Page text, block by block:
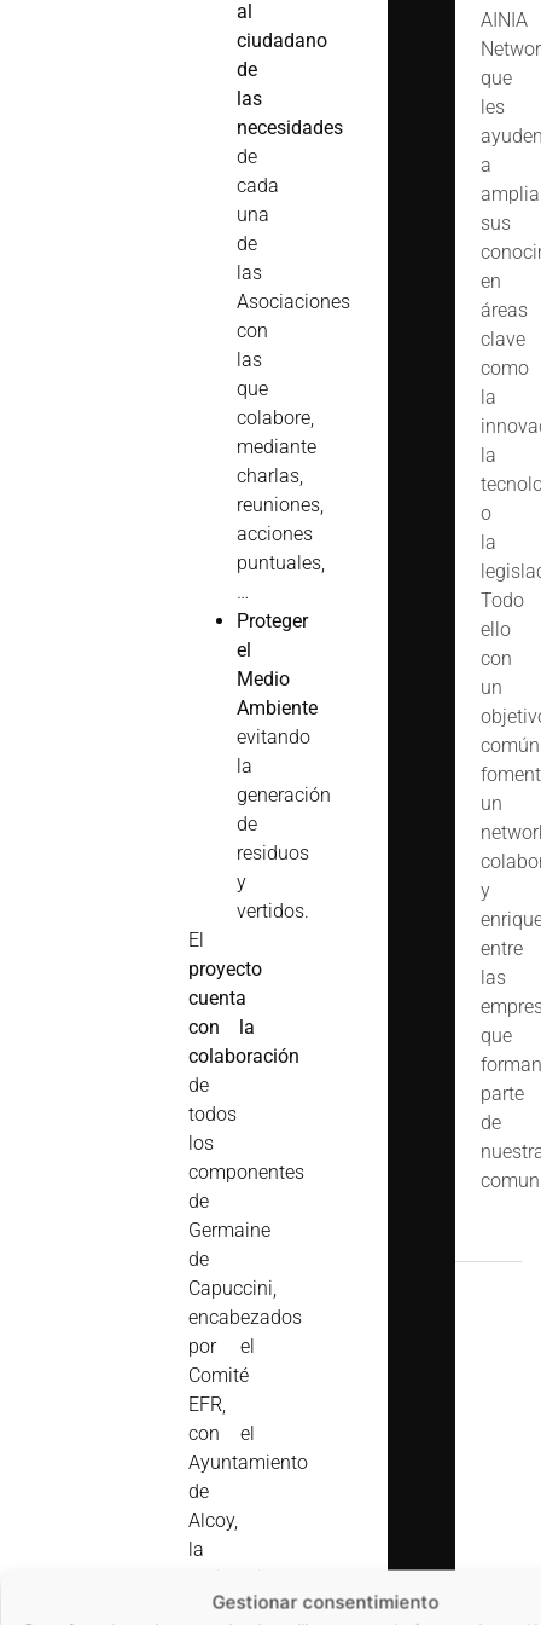
Gestionar consentimiento
al
ciudadano
de
las
necesidades
de
cada
una
de
las
Asociaciones
con
las
que
colabore,
mediante
charlas,
reuniones,
acciones
puntuales,
…
Proteger
el
Medio
Ambiente
evitando
la
generación
de
residuos
y
vertidos.
El
proyecto
cuenta
con la
colaboración
de
todos
los
componentes
de
Germaine
de
Capuccini,
encabezados
por el
Comité
EFR,
con el
Ayuntamiento
de
Alcoy,
la
AINIA
que
les
a
sus
en
áreas
clave
como
la
la
o
la
Todo
ello
con
un
un
y
entre
las
que
forman
parte
de